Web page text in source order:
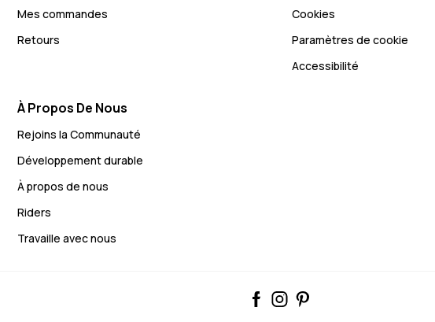
Mes commandes
Retours
Cookies
Paramètres de cookie
Accessibilité
À Propos De Nous
Rejoins la Communauté
Développement durable
À propos de nous
Riders
Travaille avec nous